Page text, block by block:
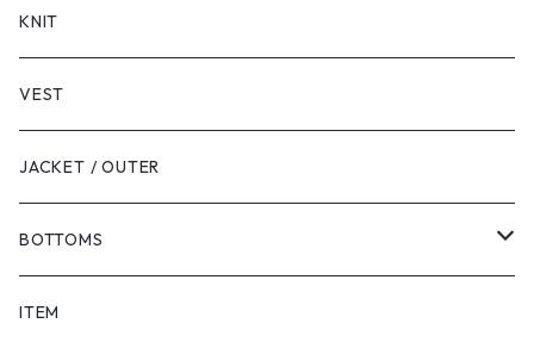
LONG SLEEVE
KNIT
VEST
JACKET / OUTER
BOTTOMS
SHORTS
ITEM